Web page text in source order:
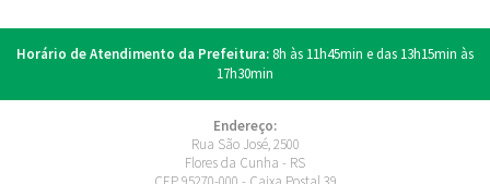
Horário de Atendimento da Prefeitura:8h às 11h45min e das 13h15min às
17h30min
Endereço:
Rua São José, 2500
Flores da Cunha - RS